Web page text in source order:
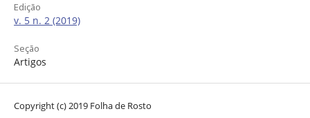
Edição
v. 5 n. 2 (2019)
Seção
Artigos
Copyright (c) 2019 Folha de Rosto